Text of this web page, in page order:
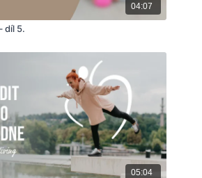
04:07
díl 5.
05:04